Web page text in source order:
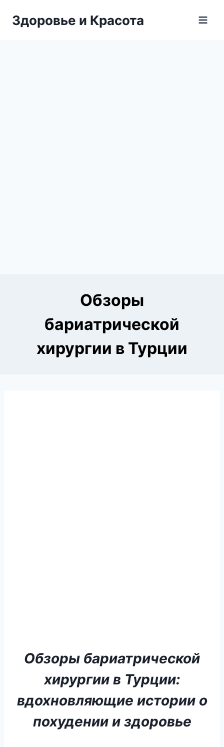
Здоровье и Красота
Обзоры
бариатрической
хирургии в Турции
Обзоры бариатрической
хирургии в Турции:
вдохновляющие истории о
похудении и здоровье